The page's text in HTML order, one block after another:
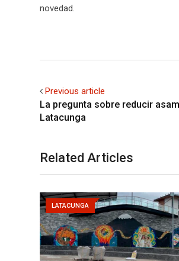
novedad.
Previous article
La pregunta sobre reducir
Latacunga
Related Articles
LATACUNGA